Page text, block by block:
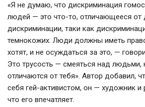
«Я не думаю, что дискриминация
людей — это что-то, отличающееся от
дискриминации, таки как
темнокожих. Люди должны иметь
хотят, и не осуждаться за это, —
Это трусость — смеяться над людьми,
отличаются от тебя». Автор добавил,
себя гей-активистом, он — художник и
что его впечатляет.